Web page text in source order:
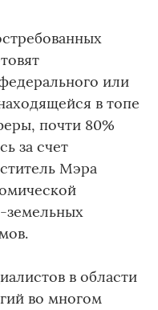
или
в топе
почти 80%
за счет
Мэра
земельных
в области
во многом